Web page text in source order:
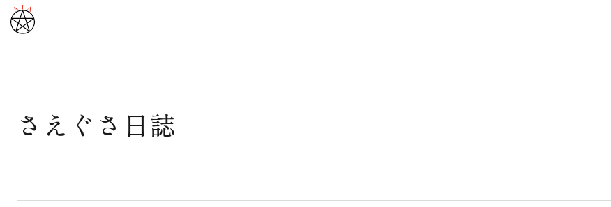
武道と医道
さえぐさ日誌